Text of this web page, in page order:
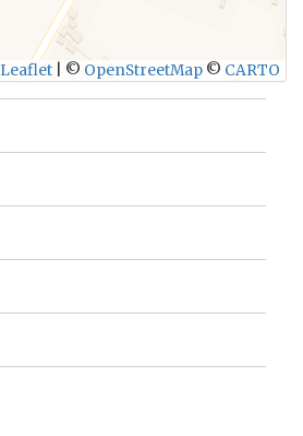
Leaflet © OpenStreetMap © CARTO